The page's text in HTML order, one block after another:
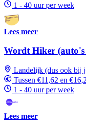
1 - 40 uur per week
Lees meer
Wordt Hiker
Landelijk (dus ook bij
Tussen €11,62 en
1 - 40 uur per week
Lees meer